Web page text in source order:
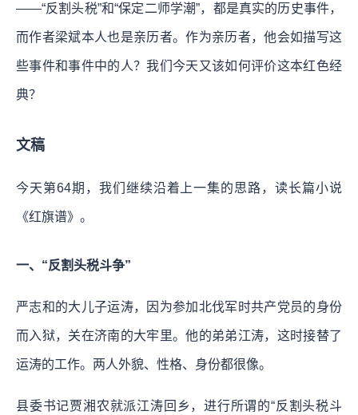
——“反割头税”和“保定二师学潮”，都是真实的历史事件，
而作者梁斌本人也是亲历者。作为亲历者，他会如描写这
些事件和事件中的人？我们今天又该如何评价这本红色经
典？
文稿
今天第64期，我们继续沿着上一集的思路，读长篇小说
《红旗谱》。
一、“反割头税斗争”
严志和的大儿子运涛，因为参加北伐军时共产党员的身份
而入狱，关在济南的大牢里。他的弟弟江涛，这时接替了
运涛的工作。两人外貌、性格、身份都很像。
县委书记贾湘农就派江涛回乡，进行所谓的“反割头税斗